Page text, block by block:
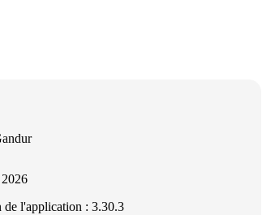
de l'application : 3.30.3